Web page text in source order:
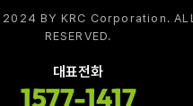
BY KRC Corporation.
RESERVED.
대표전화
1577-1417